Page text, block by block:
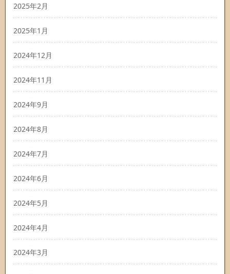
2025年2月
2025年1月
2024年12月
2024年11月
2024年9月
2024年8月
2024年7月
2024年6月
2024年5月
2024年4月
2024年3月